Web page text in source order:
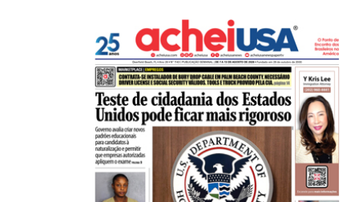
Açaí é reconhecido oficialmente como fruto
21/01/2026